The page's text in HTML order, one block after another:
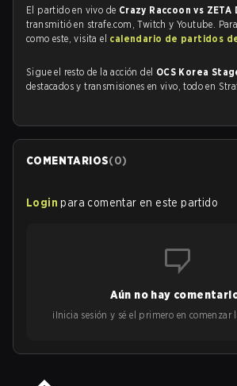
El partido en vivo de Crazy Raccoon vs ZETA
transmitió en strafe.com, Twitch y Youtube.
como este, visita el calendario de partidos
Sigue el resto de la acción del OCS Korea
destacados y transmisiones en vivo, todo en
COMENTARIOS(0)
Login para comentar en este partido
Aún no hay
¡Inicia sesión y sé el primero en comenzar